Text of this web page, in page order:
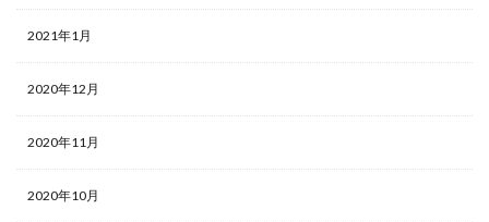
2021年1月
2020年12月
2020年11月
2020年10月